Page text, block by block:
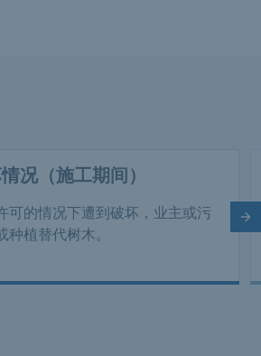
况（施工期间）
可的情况下遭到破坏，业主或污
植替代树木。